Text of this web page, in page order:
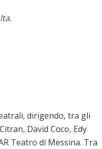
dirigendo, tra gli
David Coco, Edy
Teatro di Messina. Tra